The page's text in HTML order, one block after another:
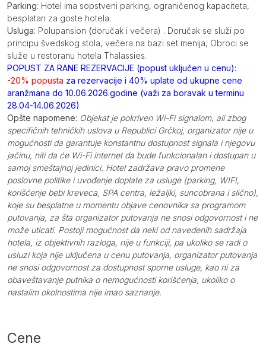
Parking: Hotel ima sopstveni parking, ograničenog kapaciteta,
besplatan za goste hotela.
Usluga: Polupansion (doručak i večera) . Doručak se služi po
principu švedskog stola, večera na bazi set menija, Obroci se
služe u restoranu hotela Thalassies.
POPUST ZA RANE REZERVACIJE (popust uključen u cenu):
-20% popusta za rezervacije i 40% uplate od ukupne cene
aranžmana do 10.06.2026.godine (važi za boravak u terminu
28.04-14.06.2026)
Opšte napomene: Objekat je pokriven Wi-Fi signalom, ali zbog
specifičnih tehničkih uslova u Republici Grčkoj, organizator nije u
mogućnosti da garantuje konstantnu dostupnost signala i njegovu
jačinu, niti da će Wi-Fi internet da bude funkcionalan i dostupan u
samoj smeštajnoj jedinici. Hotel zadržava pravo promene
poslovne politike i uvođenje doplate za usluge (parking, WIFI,
korišćenje bebi kreveca, SPA centra, ležaljki, suncobrana i slično),
koje su besplatne u momentu objave cenovnika sa programom
putovanja, za šta organizator putovanja ne snosi odgovornost i ne
može uticati. Postoji mogućnost da neki od navedenih sadržaja
hotela, iz objektivnih razloga, nije u funkciji, pa ukoliko se radi o
usluzi koja nije uključena u cenu putovanja, organizator putovanja
ne snosi odgovornost za dostupnost sporne usluge, kao ni za
obaveštavanje putnika o nemogućnosti korišćenja, ukoliko o
nastalim okolnostima nije imao saznanje.
Cene